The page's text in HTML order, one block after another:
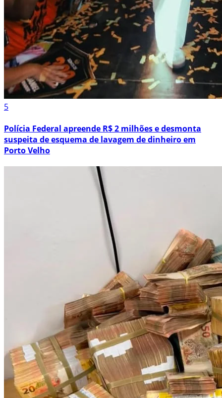
5
Polícia Federal apreende R$ 2 milhões e desmonta
suspeita de esquema de lavagem de dinheiro em
Porto Velho